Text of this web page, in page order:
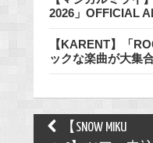
2026」OFFICIAL
【KARENT】「
ックな楽曲が大集
Post【SNOW MIKU